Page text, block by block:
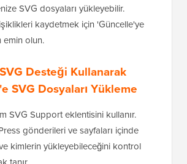
SVG dosyaları yükleyebilir.
kaydetmek için 'Güncelle'ye
emin olun.
Desteği Kullanarak
SVG Dosyaları Yükleme
SVG Support eklentisini kullanır.
gönderileri ve sayfaları içinde
kimlerin yükleyebileceğini kontrol